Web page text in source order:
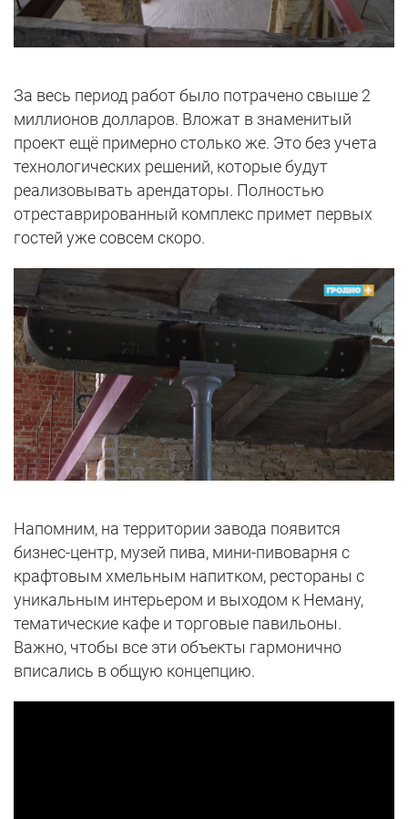
За весь период работ было потрачено свыше 2
миллионов долларов. Вложат в знаменитый
проект ещё примерно столько же. Это без учета
технологических решений, которые будут
реализовывать арендаторы. Полностью
отреставрированный комплекс примет первых
гостей уже совсем скоро.
Напомним, на территории завода появится
бизнес-центр, музей пива, мини-пивоварня с
крафтовым хмельным напитком, рестораны с
уникальным интерьером и выходом к Неману,
тематические кафе и торговые павильоны.
Важно, чтобы все эти объекты гармонично
вписались в общую концепцию.